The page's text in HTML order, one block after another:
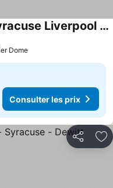
Home2 Suites By Hilton Syracuse Liverpool Airport Area
Dome
Consulter les prix
Partager